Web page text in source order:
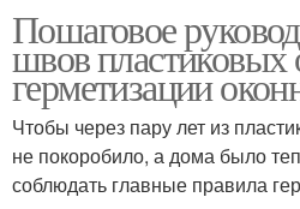
Пошаговое
швов пластиковых
герметизации
Чтобы через пару лет из
не покоробило, а дома было
соблюдать главные правила